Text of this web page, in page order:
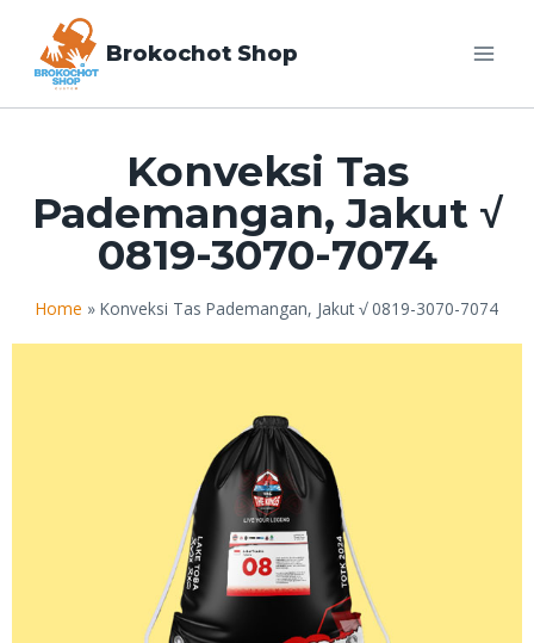
Brokochot Shop
Konveksi Tas
Pademangan, Jakut √
0819-3070-7074
Home » Konveksi Tas Pademangan, Jakut √ 0819-3070-7074